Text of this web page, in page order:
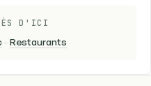
D'ICI
-Restaurants